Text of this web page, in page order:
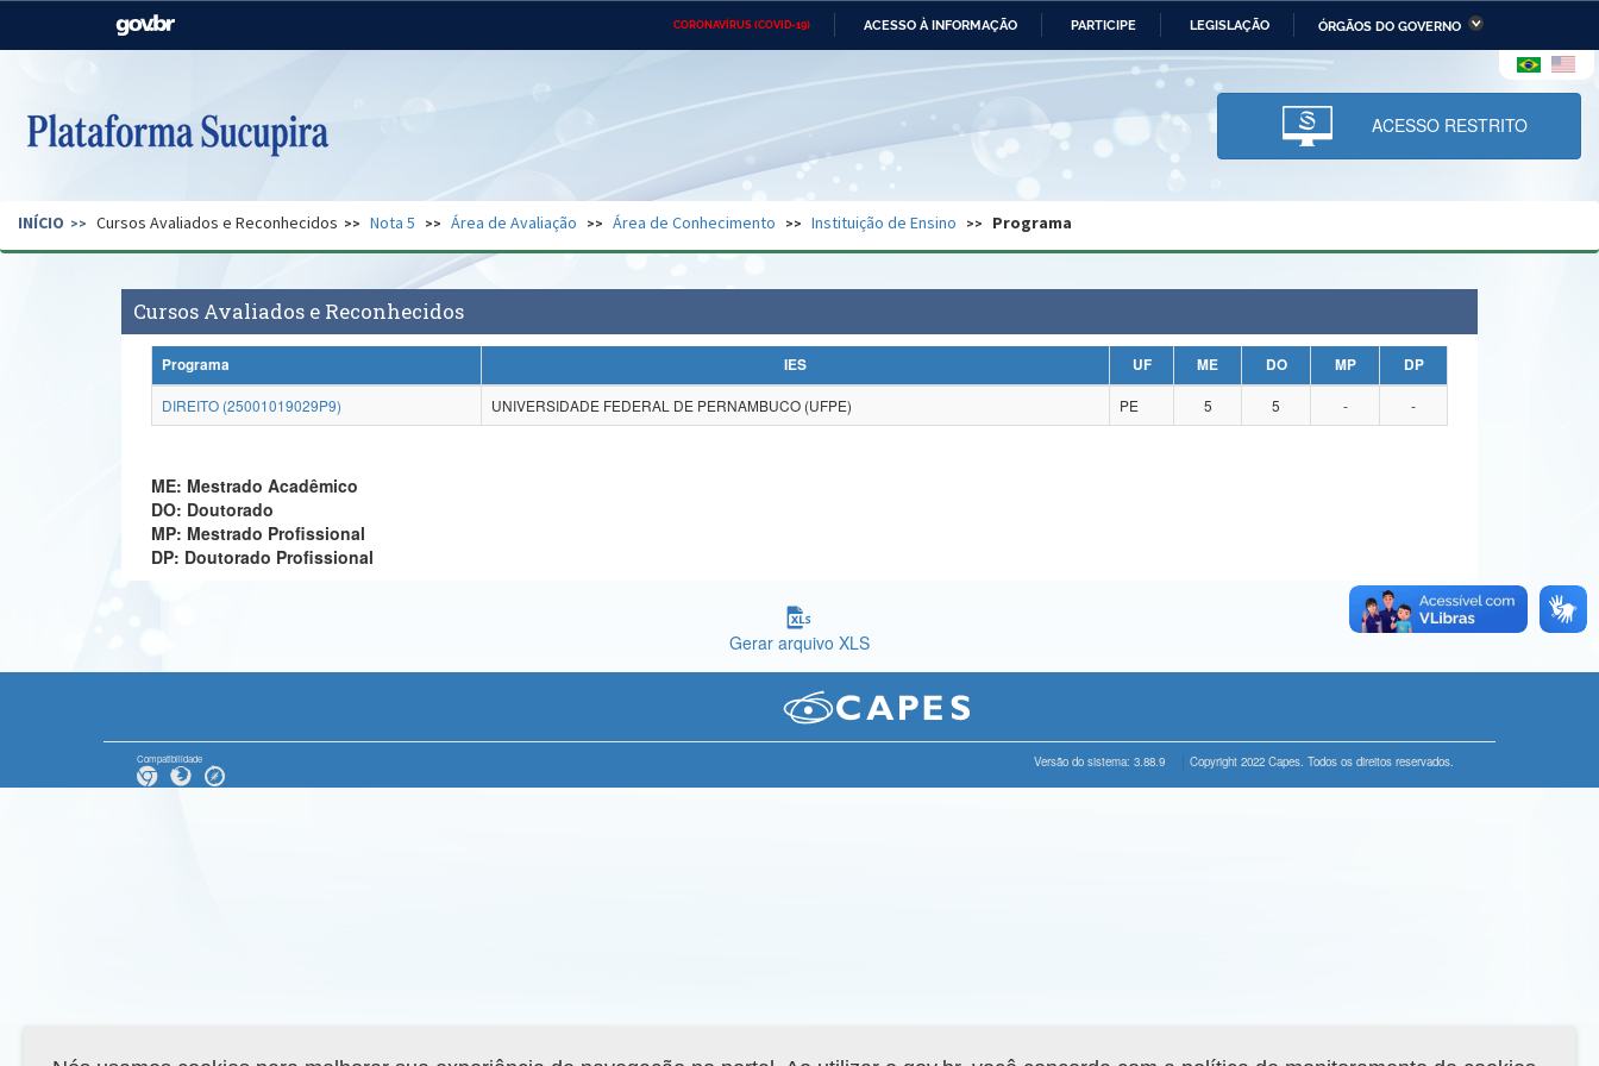
CORONAVÍRUS (COVID-19) ACESSO À INFORMAÇÃO PARTICIPE LEGISLAÇÃO ÓRGÃOS DO GOVERNO
Casa Civil Ministério das Relações Ministério da Economia Ministério da Infraestrutura
Pecuária e Abastecimento
Ministério da Ciência,
Tecnologia, Inovações e
Comunicações
Ministério do Desenvolvimento
Regional e dos Direitos Humanos
Secretaria de Governo Gabinete de Segurança Advocacia-Geral da União Banco Central do Brasil Planalto
ACESSO RESTRITO
INÍCIO Cursos Avaliados e Reconhecidos Nota 5 Área de Avaliação Área de Conhecimento Instituição de Ensino Programa
Cursos Avaliados e Reconhecidos
Programa IES UF ME DO MP
DP
DIREITO (25001019029P9)
UNIVERSIDADE FEDERAL DE PERNAMBUCO (UFPE) PE 5 5 - -
ME: Mestrado Acadêmico
DO: Doutorado
MP: Mestrado Profissional
DP: Doutorado Profissional
Gerar arquivo XLS
Compatibilidade Versão do sistema: 3.88.9 Copyright 2022 Capes. Todos os direitos reservados.